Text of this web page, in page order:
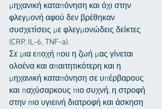
μηχανική καταπόνηση και όχι στην
φλεγμονή αφού δεν βρέθηκαν
συσχετίσεις με φλεγμονώδεις δείκτες
(CRP, IL-6, TNF-a).
Σε μια εποχή που η ζωή μας γίνεται
ολοένα και απαιτητικότερη και η
μηχανική καταπόνηση σε υπέρβαρους
και παχύσαρκους πιο συχνή, η στροφή
στην πιο υγιεινή διατροφή και άσκηση